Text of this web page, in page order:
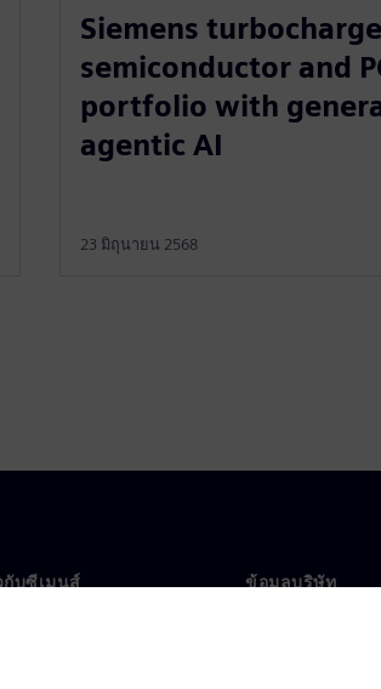
Siemens
semiconductor and
portfolio with
agentic AI
23 มิถุนายน 2568
กับซีเมนส์ ข้อมูลบริษัท